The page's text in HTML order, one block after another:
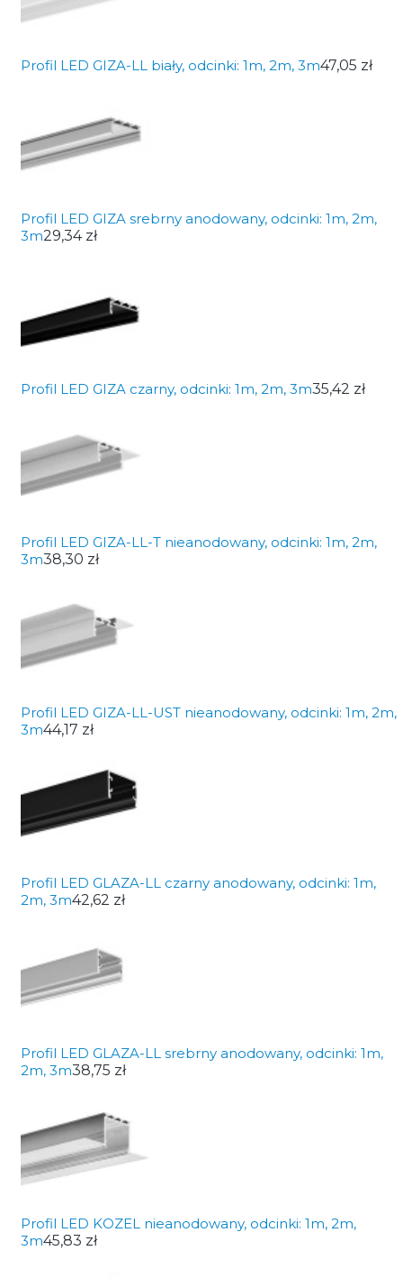
Profil LED GIZA-LL biały, odcinki: 1m, 2m, 3m47,05 zł
Profil LED GIZA srebrny anodowany, odcinki: 1m, 2m,
3m29,34 zł
Profil LED GIZA czarny, odcinki: 1m, 2m, 3m35,42 zł
Profil LED GIZA-LL-T nieanodowany, odcinki: 1m, 2m,
3m38,30 zł
Profil LED GIZA-LL-UST nieanodowany, odcinki: 1m, 2m,
3m44,17 zł
Profil LED GLAZA-LL czarny anodowany, odcinki: 1m,
2m, 3m42,62 zł
Profil LED GLAZA-LL srebrny anodowany, odcinki: 1m,
2m, 3m38,75 zł
Profil LED KOZEL nieanodowany, odcinki: 1m, 2m,
3m45,83 zł